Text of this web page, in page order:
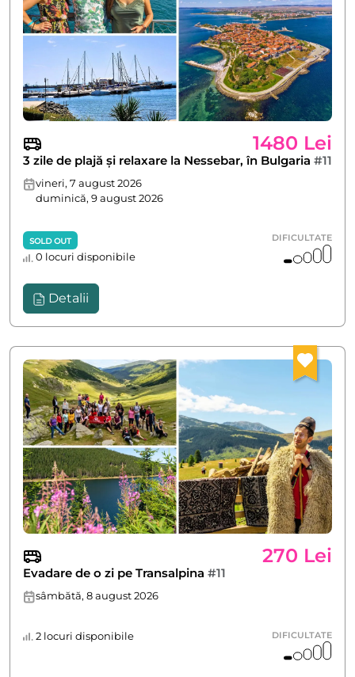
1480 Lei
3 zile de plajă și relaxare la Nessebar, în Bulgaria #11
vineri, 7 august 2026
duminică, 9 august 2026
SOLD OUT
0 locuri disponibile
DIFICULTATE
Detalii
270 Lei
Evadare de o zi pe Transalpina #11
sâmbătă, 8 august 2026
2 locuri disponibile DIFICULTATE